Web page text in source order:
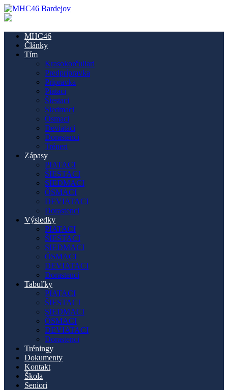
MHC46
Články
Tím
Krasokorčuliari
Predprípravka
Prípravka
Piataci
Šiestaci
Siedmaci
Ôsmaci
Deviataci
Dorastenci
Tréneri
Zápasy
PIATACI
ŠIESTACI
SIEDMACI
ÔSMACI
DEVIATACI
Dorastenci
Výsledky
PIATACI
ŠIESTACI
SIEDMACI
ÔSMACI
DEVIATACI
Dorastenci
Tabuľky
PIATACI
ŠIESTACI
SIEDMACI
ÔSMACI
DEVIATACI
Dorastenci
Tréningy
Dokumenty
Kontakt
Škola
Seniori